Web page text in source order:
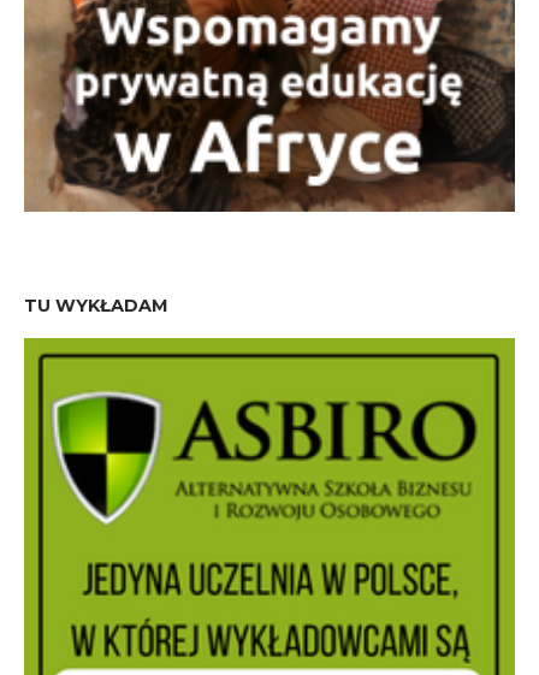
TU WYKŁADAM